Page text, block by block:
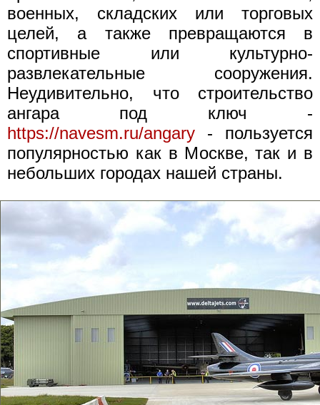
военных, складских или торговых
целей, а также превращаются в
спортивные или культурно-
развлекательные сооружения.
Неудивительно, что строительство
ангара под ключ -
https://navesm.ru/angary - пользуется
популярностью как в Москве, так и в
небольших городах нашей страны.